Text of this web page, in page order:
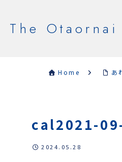
The
Home あ
cal2021-
2024.05.28